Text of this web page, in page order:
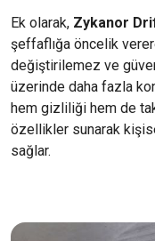
Ek olarak, Zykanor
şeffaflığa öncelik
değiştirilemez ve
üzerinde daha fazla
hem gizliliği hem de
özellikler sunarak
sağlar.